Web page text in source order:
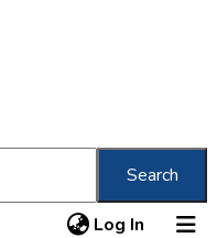
Search
Log In (current)